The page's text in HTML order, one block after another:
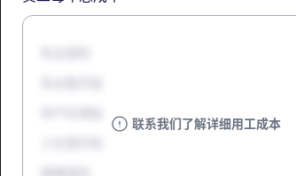
联系我们了解详细用工成本